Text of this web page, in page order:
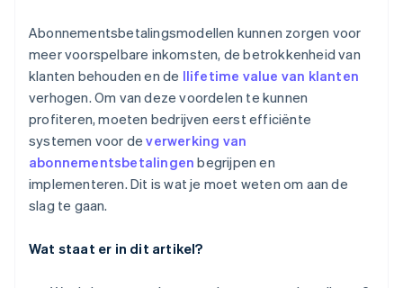
Abonnementsbetalingsmodellen kunnen zorgen voor
meer voorspelbare inkomsten, de betrokkenheid van
klanten behouden en de llifetime value van klanten
verhogen. Om van deze voordelen te kunnen
profiteren, moeten bedrijven eerst efficiënte
systemen voor deverwerking van
abonnementsbetalingen begrijpen en
implementeren. Dit is wat je moet weten om aan de
slag te gaan.
Wat staat er in dit artikel?